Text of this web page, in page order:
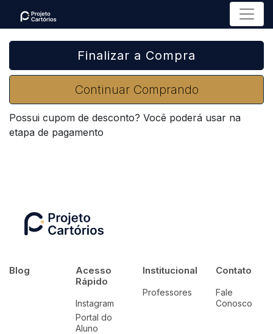
Menu
Finalizar a Compra
Continuar Comprando
Possui cupom de desconto? Você poderá usar na
etapa de pagamento
Blog
Acesso
Rápido
Instagram
Portal do
Aluno
Institucional
Professores
Contato
Fale
Conosco